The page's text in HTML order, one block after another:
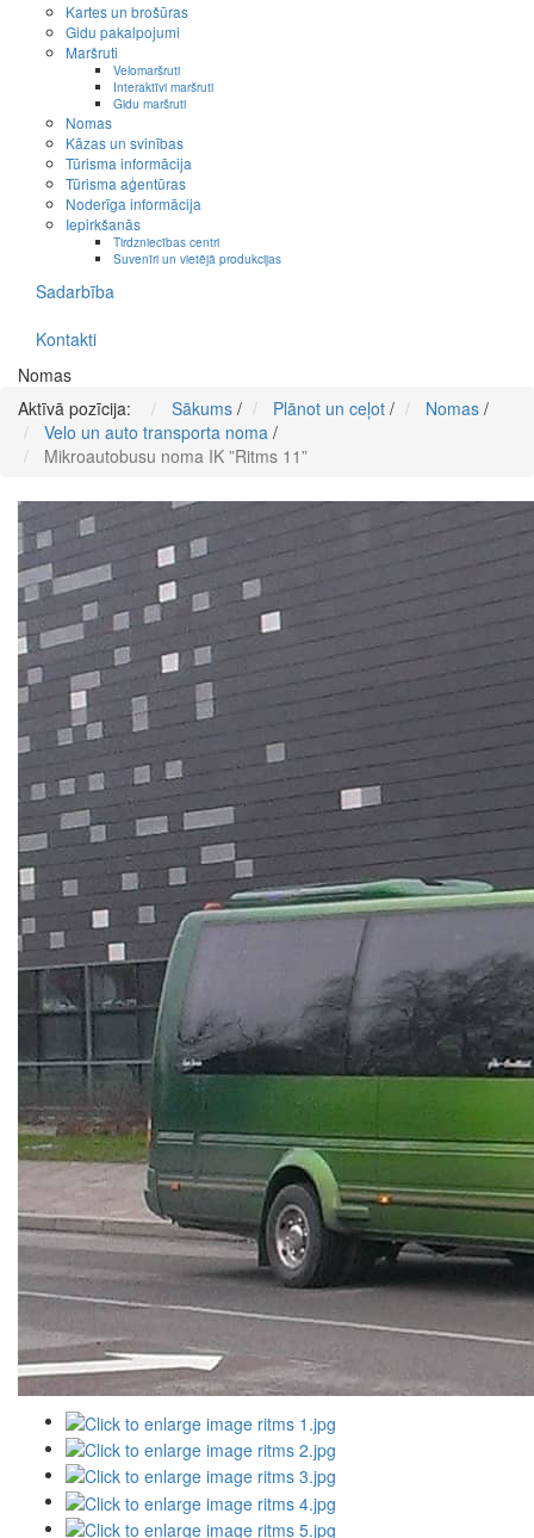
Kartes un brošūras
Gidu pakalpojumi
Maršruti
Velomaršruti
Interaktīvi maršruti
Gidu maršruti
Nomas
Kāzas un svinības
Tūrisma informācija
Tūrisma aģentūras
Noderīga informācija
Iepirkšanās
Tirdzniecības centri
Suvenīri un vietējā produkcijas
Sadarbība
Kontakti
Nomas
Aktīvā pozīcija:
Sākums / Plānot un ceļot / Nomas /
Velo un auto transporta noma /
Mikroautobusu noma IK ”Ritms 11”